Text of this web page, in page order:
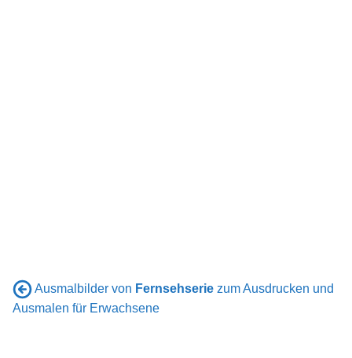
Ausmalbilder von Fernsehserie zum Ausdrucken und
Ausmalen für Erwachsene